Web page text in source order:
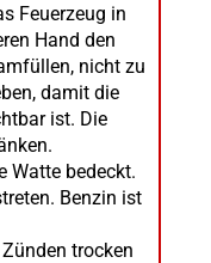
Feuerzeug in
Hand den
nicht zu
damit die
ist. Die
Watte bedeckt.
Benzin ist
trocken